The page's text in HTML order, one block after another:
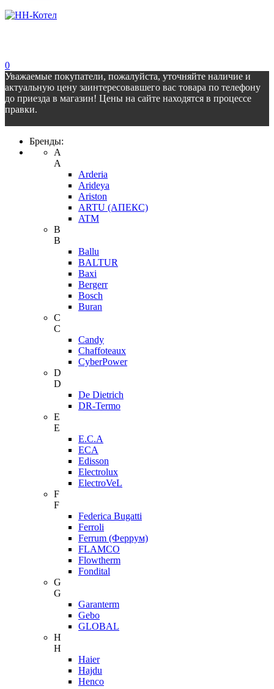
0
Уважаемые покупатели, пожалуйста, уточняйте наличие и
актуальную цену заинтересовавшего вас товара по телефону
до приезда в магазин! Цены на сайте находятся в процессе
правки.
Бренды:
A
A
Arderia
Arideya
Ariston
ARTU (АПЕКС)
ATM
B
B
Ballu
BALTUR
Baxi
Bergerr
Bosch
Buran
C
C
Candy
Chaffoteaux
CyberPower
D
D
De Dietrich
DR-Termo
E
E
E.C.A
ECA
Edisson
Electrolux
ElectroVeL
F
F
Federica Bugatti
Ferroli
Ferrum (Феррум)
FLAMCO
Flowtherm
Fondital
G
G
Garanterm
Gebo
GLOBAL
H
H
Haier
Hajdu
Henco